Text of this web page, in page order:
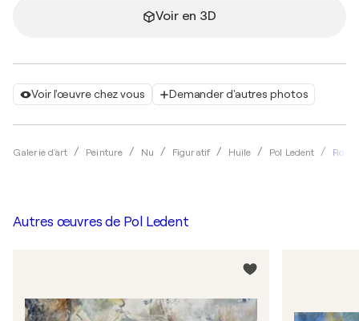
Voir l'œuvre chez vous Demander d'autres photos
Galerie d'art Peinture Nu Figuratif Huile Pol Ledent
Voir en 3D
Autres œuvres de Pol Ledent